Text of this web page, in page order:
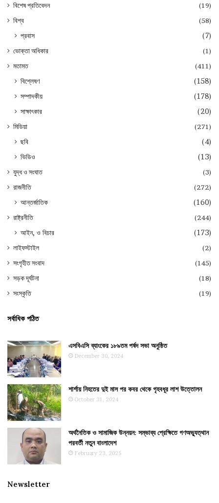
বিশেষ প্রতিবেদন
(19)
বিশ্ব
(58)
প্রবাস (7)
ভোক্তা অধিকার
(1)
মতামত
(411)
বিশ্লেষণ
(158)
সম্পাদকীয়
(178)
সাক্ষাৎকার
(20)
মিডিয়া (271)
ছবি
(4)
ভিডিও
(13)
যুদ্ধ ও সংঘাত
(3)
রাজনীতি
(272)
আন্তর্জাতিক (160)
রাষ্ট্রনীতি (244)
আইন, ও বিচার (173)
লাইফস্টাইল
(2)
সংগৃহীত সংবাদ
(145)
সড়ক দূর্ঘটনা
(18)
সংস্কৃতি
(19)
সর্বাধিক পঠিত
এসবিএসি ব্যাংকের ১৮৯তম পর্ষদ সভা অনুষ্ঠিত
December 30, 2024
শার্শায় নিহতের দুই মাস পর কবর থেকে গৃহবধূর লাশ উত্তোলন
October 31, 2024
অর্থনৈতিক ও সামাজিক উন্নয়ন: সম্ভাব্য প্রেক্ষিতে গণঅভ্যুত্থান
পরবর্তী নতুন বাংলাদেশ
February 23, 2025
Newsletter